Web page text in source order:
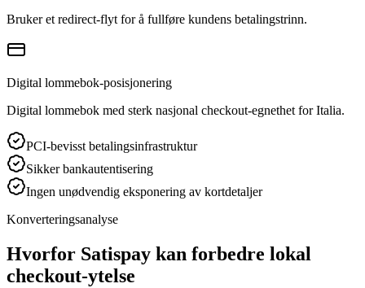
Bruker et redirect-flyt for å fullføre kundens betalingstrinn.
Digital lommebok-posisjonering
Digital lommebok med sterk nasjonal checkout-egnethet for Italia.
PCI-bevisst betalingsinfrastruktur
Sikker bankautentisering
Ingen unødvendig eksponering av kortdetaljer
Konverteringsanalyse
Hvorfor Satispay kan forbedre lokal
checkout-ytelse